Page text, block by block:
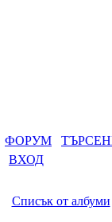
ФОРУМ
ВХОД
Списък от албуми